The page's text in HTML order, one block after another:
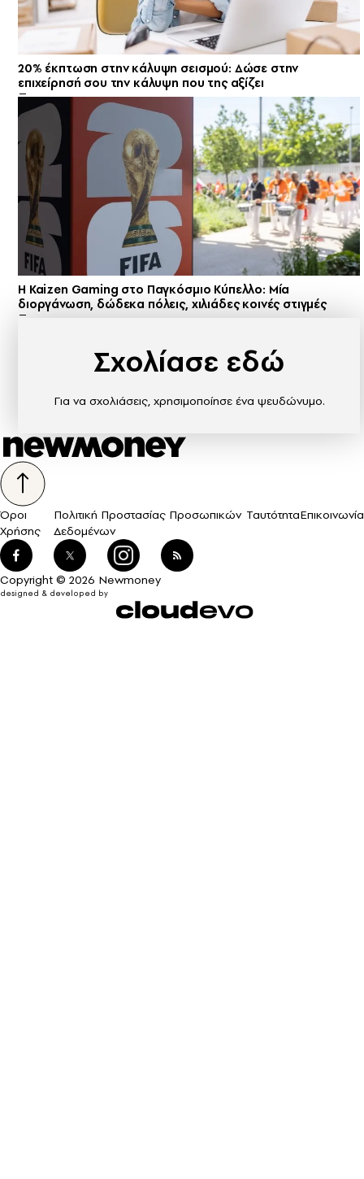
20% έκπτωση στην κάλυψη σεισμού: Δώσε στην
επιχείρησή σου την κάλυψη που της αξίζει
H Kaizen Gaming στο Παγκόσμιο Kύπελλο: Μία
διοργάνωση, δώδεκα πόλεις, χιλιάδες κοινές στιγμές
Σχολίασε εδώ
Για να σχολιάσεις, χρησιμοποίησε ένα ψευδώνυμο.
Όροι
Χρήσης
Πολιτική Προστασίας Προσωπικών
Δεδομένων
ΤαυτότηταΕπικοινωνία
Copyright © 2026 Newmoney
designed & developed by